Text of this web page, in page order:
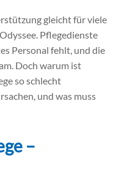
gleicht für viele
Pflegedienste
Personal fehlt, und die
Doch warum ist
so schlecht
und was muss
–